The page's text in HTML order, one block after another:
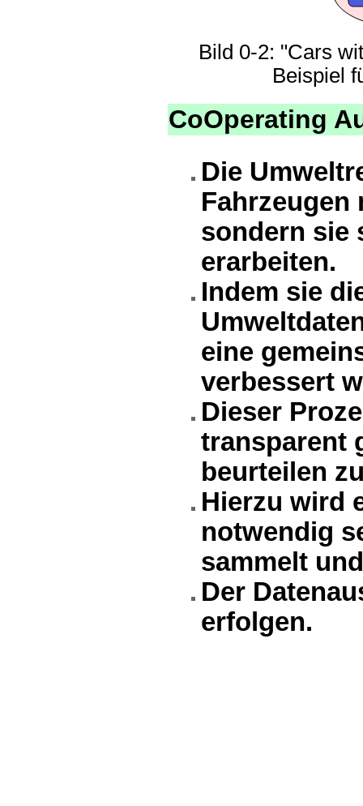
Bild 0-2: "Cars
Beispiel
CoOperating
Die
Fahrzeugen
sondern sie
erarbeiten.
Indem sie
eine
verbessert
Dieser
transparent
beurteilen
Hierzu wird
notwendig
sammelt
Der
erfolgen.